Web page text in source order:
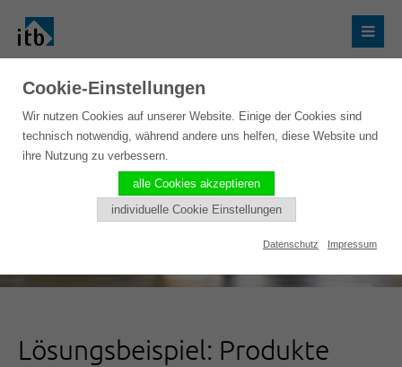
Lösungsbeispiel: Produkte
Cookie-Einstellungen
Wir nutzen Cookies auf unserer Website. Einige der Cookies sind
technisch notwendig, während andere uns helfen, diese Website und
ihre Nutzung zu verbessern.
alle Cookies akzeptieren
individuelle Cookie Einstellungen
Datenschutz Impressum